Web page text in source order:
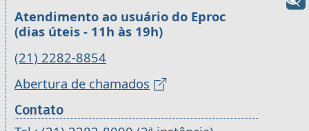
Atendimento ao usuário do Eproc
(dias úteis - 11h às 19h)
(21) 2282-8854
Abertura de chamados
Contato